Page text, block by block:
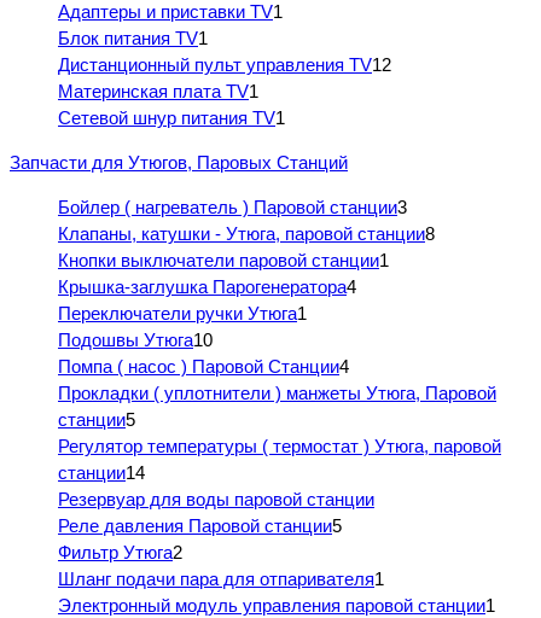
Адаптеры и приставки TV1
Блок питания TV1
Дистанционный пульт управления TV12
Материнская плата TV1
Сетевой шнур питания TV1
Запчасти для Утюгов, Паровых Станций
Бойлер ( нагреватель ) Паровой станции3
Клапаны, катушки - Утюга, паровой станции8
Кнопки выключатели паровой станции1
Крышка-заглушка Парогенератора4
Переключатели ручки Утюга1
Подошвы Утюга10
Помпа ( насос ) Паровой Станции4
Прокладки ( уплотнители ) манжеты Утюга, Паровой
станции5
Регулятор температуры ( термостат ) Утюга, паровой
станции14
Резервуар для воды паровой станции
Реле давления Паровой станции5
Фильтр Утюга2
Шланг подачи пара для отпаривателя1
Электронный модуль управления паровой станции1